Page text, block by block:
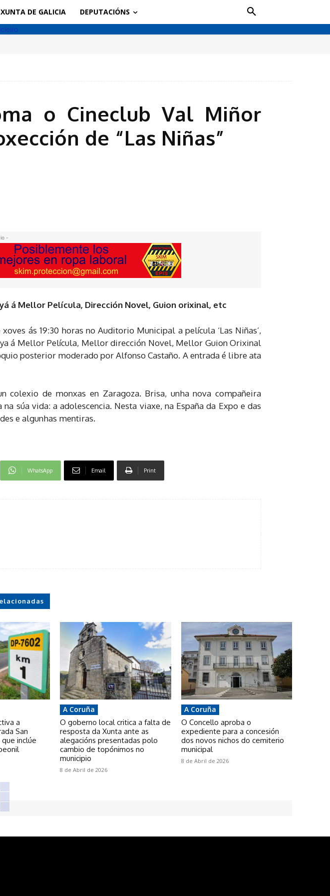
XUNTA DE GALICIA DEPUTACIÓNS
o Cineclub Val Miñor
de “Las Niñas”
-
á Mellor Película, Dirección Novel, Guion orixinal, etc
ás 19:30 horas no Auditorio Municipal a película ‘Las Niñas’,
á Mellor Película, Mellor dirección Novel, Mellor Guion Orixinal
posterior moderado por Alfonso Castaño. A entrada é libre ata
colexio de monxas en Zaragoza. Brisa, unha nova compañeira
súa vida: a adolescencia. Nesta viaxe, na España da Expo e das
e algunhas mentiras.
WhatsApp Email Print
a
San
que inclúe
A Coruña
O goberno local critica a falta de
resposta da Xunta ante as
alegacións presentadas polo
cambio de topónimos no
municipio
8 de Abril de 2026
A Coruña
O Concello aproba o
expediente para a concesión
dos novos nichos do cemiterio
municipal
8 de Abril de 2026